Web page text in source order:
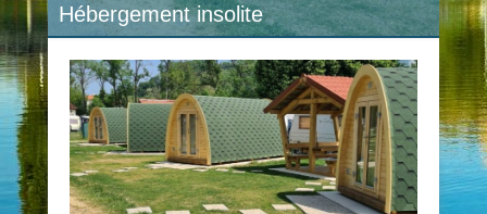
Hébergement insolite